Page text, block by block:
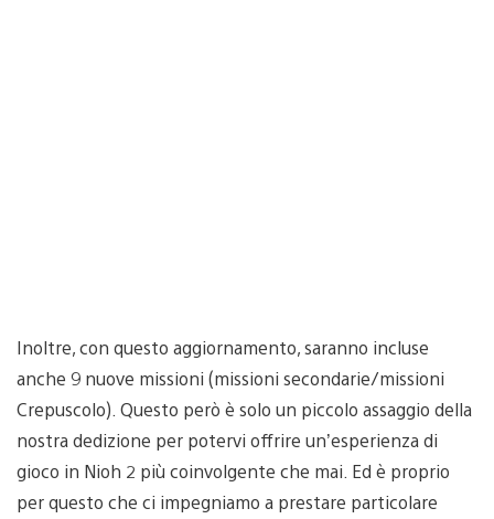
Inoltre, con questo aggiornamento, saranno incluse
anche 9 nuove missioni (missioni secondarie/missioni
Crepuscolo). Questo però è solo un piccolo assaggio della
nostra dedizione per potervi offrire un’esperienza di
gioco in Nioh 2 più coinvolgente che mai. Ed è proprio
per questo che ci impegniamo a prestare particolare